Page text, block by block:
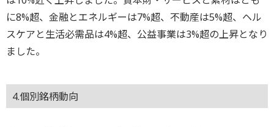
に8%超、金融とエネルギーは7%超、不動産は5%超、ヘル
スケアと生活必需品は4%超、公益事業は3%超の上昇となり
ました。
4.個別銘柄動向